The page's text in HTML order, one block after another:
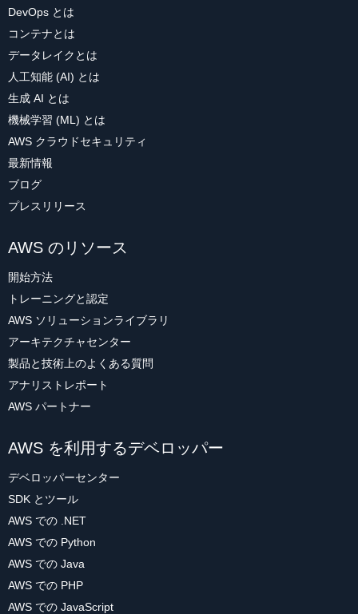
DevOps とは
コンテナとは
データレイクとは
人工知能 (AI) とは
生成 AI とは
機械学習 (ML) とは
AWS クラウドセキュリティ
最新情報
ブログ
プレスリリース
AWS のリソース
開始方法
トレーニングと認定
AWS ソリューションライブラリ
アーキテクチャセンター
製品と技術上のよくある質問
アナリストレポート
AWS パートナー
AWS を利用するデベロッパー
デベロッパーセンター
SDK とツール
AWS での .NET
AWS での Python
AWS での Java
AWS での PHP
AWS での JavaScript